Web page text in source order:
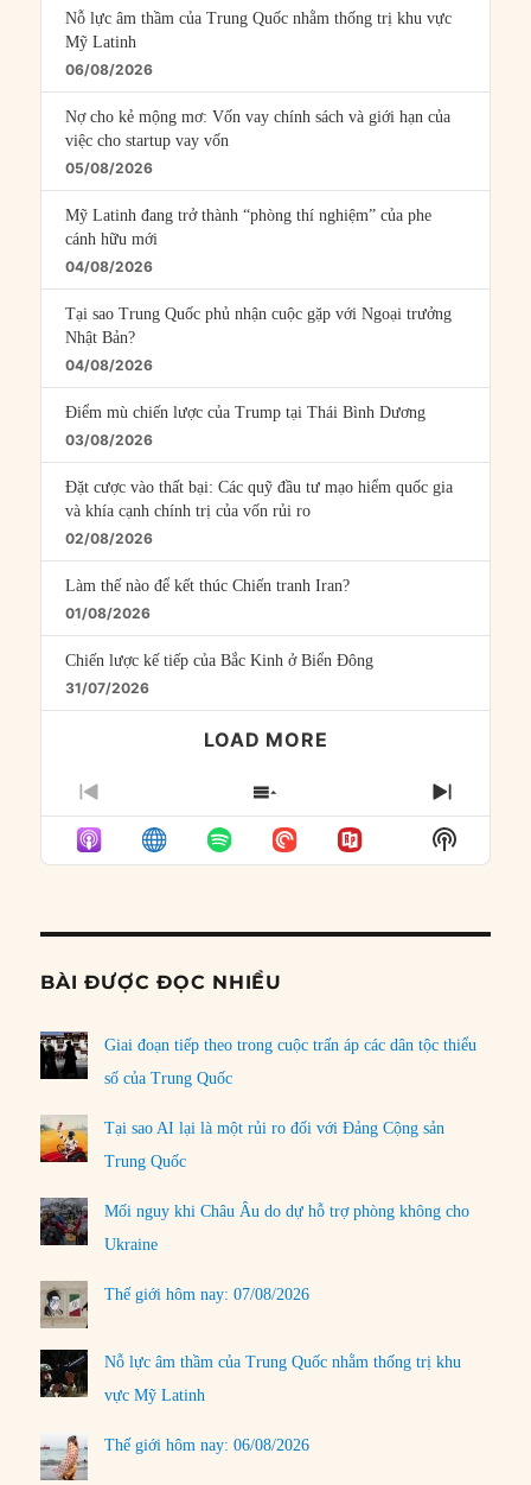
Nỗ lực âm thầm của Trung Quốc nhằm thống trị khu vực
Mỹ Latinh
06/08/2026
Nợ cho kẻ mộng mơ: Vốn vay chính sách và giới hạn của
việc cho startup vay vốn
05/08/2026
Mỹ Latinh đang trở thành “phòng thí nghiệm” của phe
cánh hữu mới
04/08/2026
Tại sao Trung Quốc phủ nhận cuộc gặp với Ngoại trưởng
Nhật Bản?
04/08/2026
Điểm mù chiến lược của Trump tại Thái Bình Dương
03/08/2026
Đặt cược vào thất bại: Các quỹ đầu tư mạo hiểm quốc gia
và khía cạnh chính trị của vốn rủi ro
02/08/2026
Làm thế nào để kết thúc Chiến tranh Iran?
01/08/2026
Chiến lược kế tiếp của Bắc Kinh ở Biển Đông
31/07/2026
LOAD MORE
PREVIOUS
EPISODE
SHOW
EPISODES
LIST
NEXT
Show
Podcast
BÀI ĐƯỢC ĐỌC NHIỀU
Giai đoạn tiếp theo trong cuộc trấn áp các dân tộc thiểu
số của Trung Quốc
Tại sao AI lại là một rủi ro đối với Đảng Cộng sản
Trung Quốc
Mối nguy khi Châu Âu do dự hỗ trợ phòng không cho
Ukraine
Thế giới hôm nay: 07/08/2026
Nỗ lực âm thầm của Trung Quốc nhằm thống trị khu
vực Mỹ Latinh
Thế giới hôm nay: 06/08/2026